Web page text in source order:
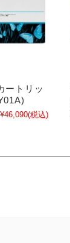
ートリッ
¥46,090(税込)